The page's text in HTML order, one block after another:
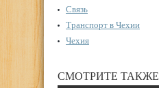
Связь
Транспорт в Чехии
Чехия
СМОТРИТЕ ТАКЖЕ